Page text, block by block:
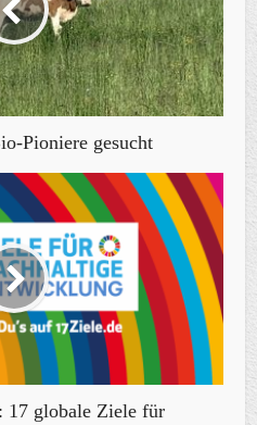
Pioniere gesucht
17 globale Ziele für